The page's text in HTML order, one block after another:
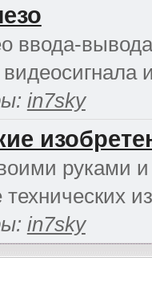
ввода-
in7sky
руками и
in7sky